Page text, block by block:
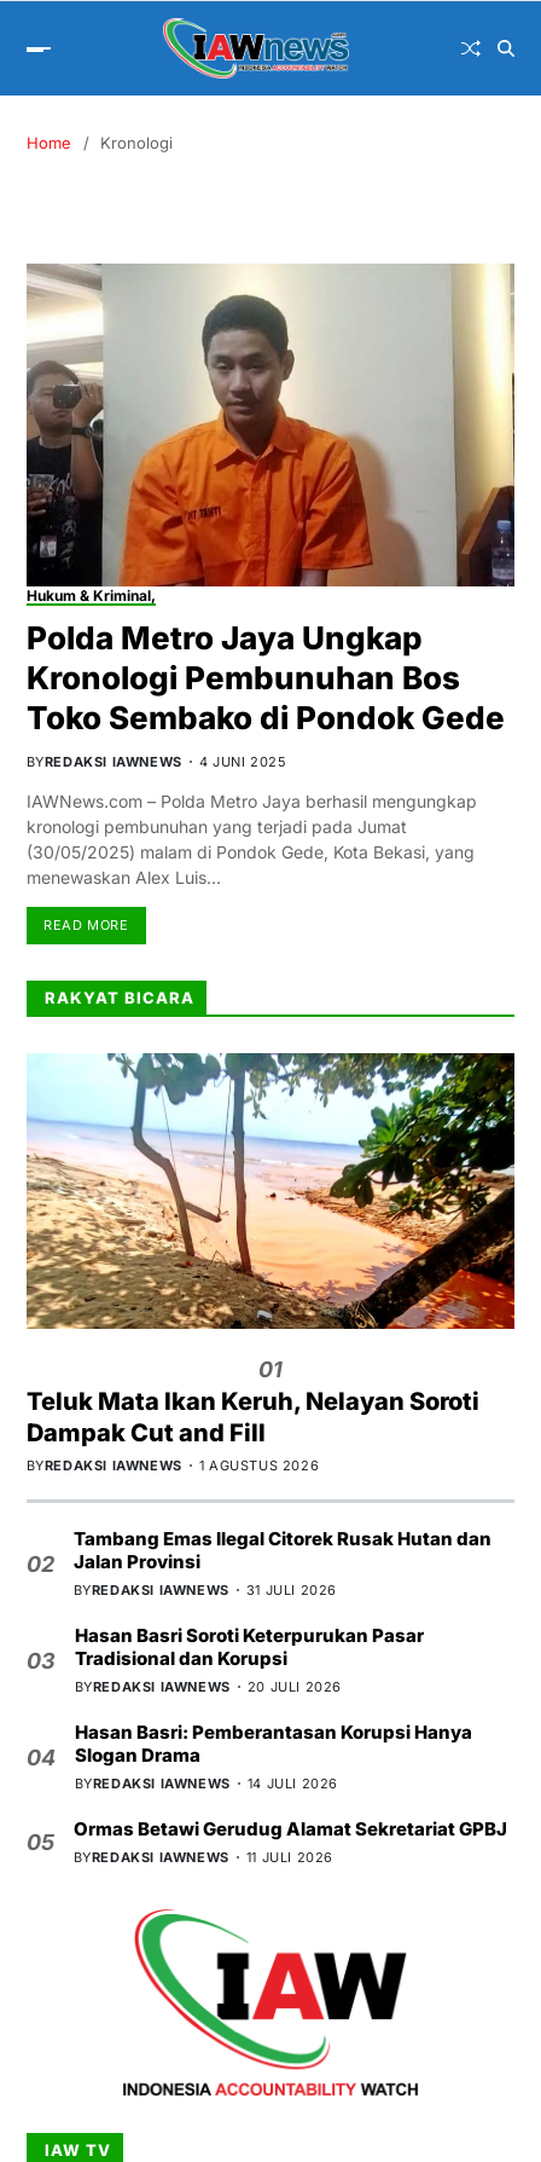
Home Kronologi
Hukum & Kriminal,
Polda Metro Jaya Ungkap
Kronologi Pembunuhan Bos
Toko Sembako di Pondok Gede
BYREDAKSI IAWNEWS 4 JUNI 2025
IAWNews.com – Polda Metro Jaya berhasil mengungkap
kronologi pembunuhan yang terjadi pada Jumat
(30/05/2025) malam di Pondok Gede, Kota Bekasi, yang
menewaskan Alex Luis…
READ MORE
RAKYAT BICARA
01
Teluk Mata Ikan Keruh, Nelayan Soroti
Dampak Cut and Fill
BYREDAKSI IAWNEWS 1 AGUSTUS 2026
02
Tambang Emas Ilegal Citorek Rusak Hutan dan
Jalan Provinsi
BYREDAKSI IAWNEWS 31 JULI 2026
03
Hasan Basri Soroti Keterpurukan Pasar
Tradisional dan Korupsi
BYREDAKSI IAWNEWS 20 JULI 2026
04
Hasan Basri: Pemberantasan Korupsi Hanya
Slogan Drama
BYREDAKSI IAWNEWS 14 JULI 2026
05
Ormas Betawi Gerudug Alamat Sekretariat GPBJ
BYREDAKSI IAWNEWS 11 JULI 2026
IAW TV